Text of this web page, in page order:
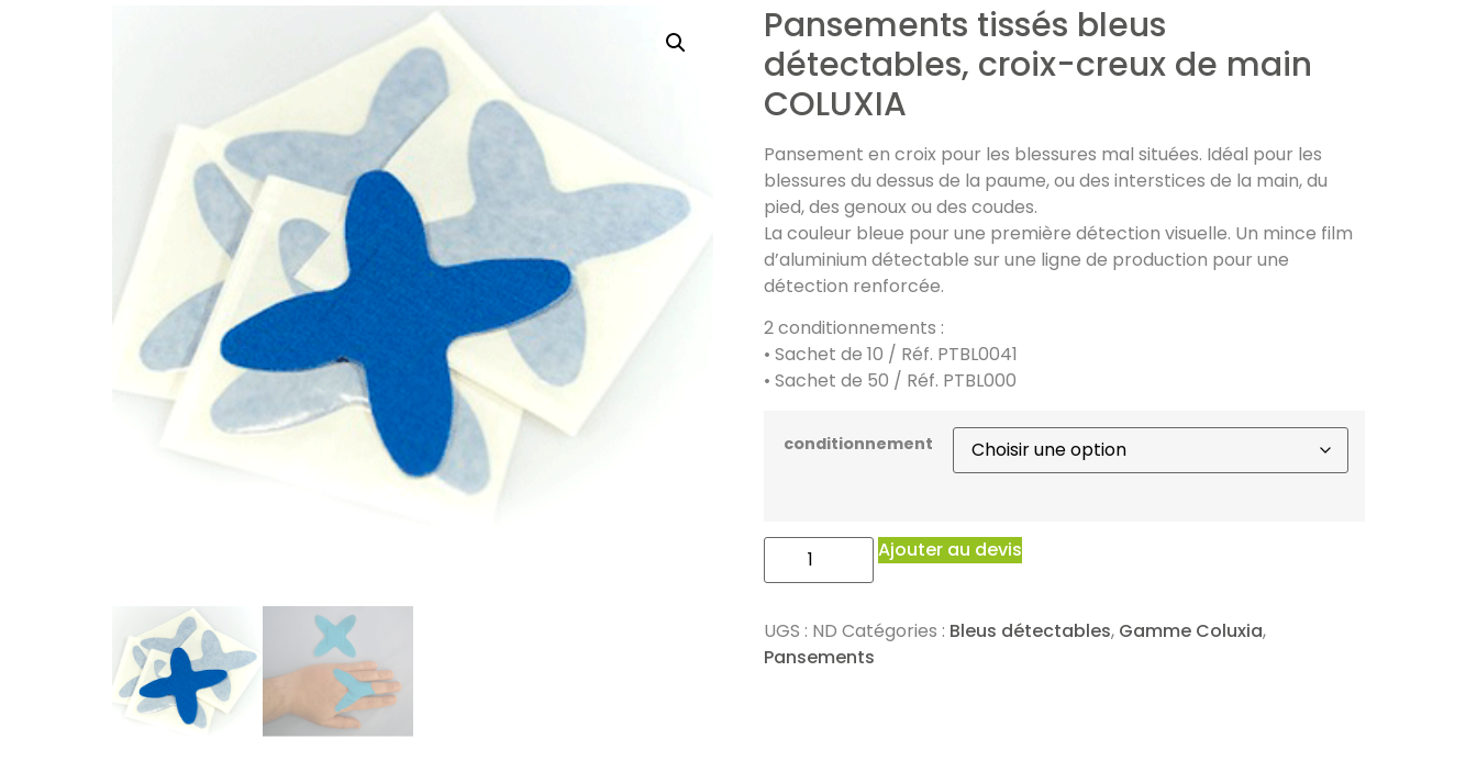
Pansements tissés bleus
détectables, croix-creux de main
COLUXIA
Pansement en croix pour les blessures mal situées. Idéal pour les
blessures du dessus de la paume, ou des interstices de la main, du
pied, des genoux ou des coudes.
La couleur bleue pour une première détection visuelle. Un mince film
d’aluminium détectable sur une ligne de production pour une
détection renforcée.
2 conditionnements :
• Sachet de 10 / Réf. PTBL0041
• Sachet de 50 / Réf. PTBL000
conditionnement
Ajouter au devis
UGS : ND Catégories : Bleus détectables, Gamme Coluxia,
Pansements